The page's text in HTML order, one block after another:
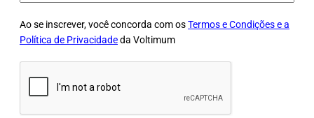
Ao se inscrever, você concorda com osTermos e Condições e a
Política de Privacidadeda Voltimum